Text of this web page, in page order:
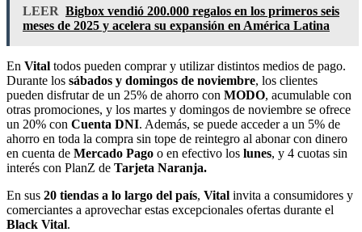
LEER Bigbox vendió 200.000 regalos en los primeros seis
meses de 2025 y acelera su expansión en América Latina
En Vital todos pueden comprar y utilizar distintos medios de pago.
Durante los sábados y domingos de noviembre, los clientes
pueden disfrutar de un 25% de ahorro con MODO, acumulable con
otras promociones, y los martes y domingos de noviembre se ofrece
un 20% con Cuenta DNI. Además, se puede acceder a un 5% de
ahorro en toda la compra sin tope de reintegro al abonar con dinero
en cuenta de Mercado Pago o en efectivo los lunes, y 4 cuotas sin
interés con PlanZ de Tarjeta Naranja.
En sus 20 tiendas a lo largo del país, Vital invita a consumidores y
comerciantes a aprovechar estas excepcionales ofertas durante el
Black Vital.